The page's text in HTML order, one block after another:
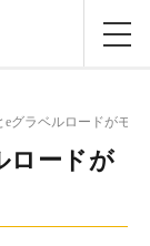
eグラベルロードがモデ
ロードが